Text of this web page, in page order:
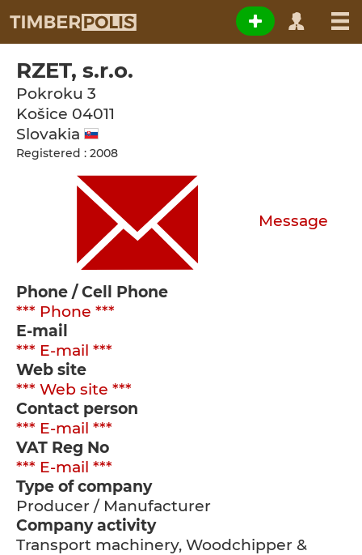
RZET, s.r.o.
Pokroku 3
Košice 04011
Slovakia
Registered : 2008
Message
Phone / Cell Phone
*** Phone ***
E-mail
*** E-mail ***
Web site
*** Web site ***
Contact person
*** E-mail ***
VAT Reg No
*** E-mail ***
Type of company
Producer / Manufacturer
Company activity
Transport machinery, Woodchipper &